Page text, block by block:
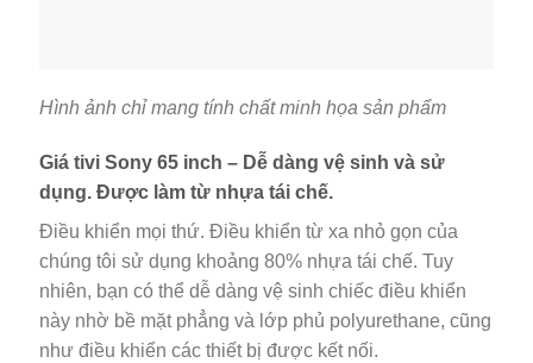
Hình ảnh chỉ mang tính chất minh họa sản phẩm
Giá tivi Sony 65 inch – Dễ dàng vệ sinh và sử
dụng. Được làm từ nhựa tái chế.
Điều khiển mọi thứ. Điều khiển từ xa nhỏ gọn của
chúng tôi sử dụng khoảng 80% nhựa tái chế. Tuy
nhiên, bạn có thể dễ dàng vệ sinh chiếc điều khiển
này nhờ bề mặt phẳng và lớp phủ polyurethane, cũng
như điều khiển các thiết bị được kết nối.